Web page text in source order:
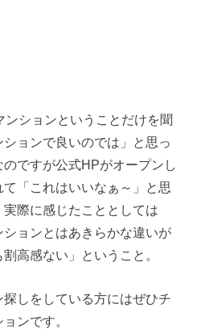
ションということだけを聞
ョンで良いのでは」と思っ
ですが公式HPがオープンし
「これはいいなぁ～」と思
際に感じたこととしては
ションとはあきらかな違いが
高感ない」ということ。
しをしている方にはぜひチ
ンです。